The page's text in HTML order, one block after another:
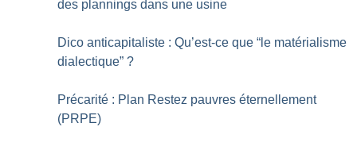
des plannings dans une usine
Dico anticapitaliste : Qu’est-ce que “le matérialisme
dialectique” ?
Précarité : Plan Restez pauvres éternellement
(PRPE)